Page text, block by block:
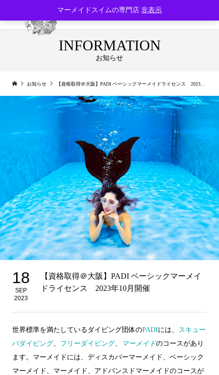
INFORMATION
お知らせ
お知らせ 【資格取得＠大阪】PADI ベーシックマーメイドライセンス 2023年10月開催
18
SEP
2023
【資格取得＠大阪】PADI ベーシックマーメイ
ドライセンス 2023年10月開催
世界標準を満たしているダイビング団体のPADIには、 スキュー
バダイビング、 フリーダイビング、 マーメイドのコースがあり
ます。マーメイドには、ディスカバーマーメイド、ベーシック
マーメイド、マーメイド、アドバンスドマーメイドのコースが
マーメイドスイムの専門店 非表示